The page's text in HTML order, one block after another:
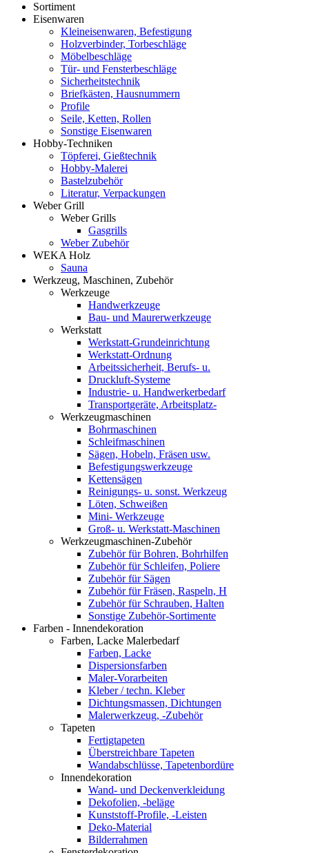
Sortiment
Eisenwaren
Kleineisenwaren, Befestigung
Holzverbinder, Torbeschläge
Möbelbeschläge
Tür- und Fensterbeschläge
Sicherheitstechnik
Briefkästen, Hausnummern
Profile
Seile, Ketten, Rollen
Sonstige Eisenwaren
Hobby-Techniken
Töpferei, Gießtechnik
Hobby-Malerei
Bastelzubehör
Literatur, Verpackungen
Weber Grill
Weber Grills
Gasgrills
Weber Zubehör
WEKA Holz
Sauna
Werkzeug, Maschinen, Zubehör
Werkzeuge
Handwerkzeuge
Bau- und Maurerwerkzeuge
Werkstatt
Werkstatt-Grundeinrichtung
Werkstatt-Ordnung
Arbeitssicherheit, Berufs- u.
Druckluft-Systeme
Industrie- u. Handwerkerbedarf
Transportgeräte, Arbeitsplatz-
Werkzeugmaschinen
Bohrmaschinen
Schleifmaschinen
Sägen, Hobeln, Fräsen usw.
Befestigungswerkzeuge
Kettensägen
Reinigungs- u. sonst. Werkzeug
Löten, Schweißen
Mini- Werkzeuge
Groß- u. Werkstatt-Maschinen
Werkzeugmaschinen-Zubehör
Zubehör für Bohren, Bohrhilfen
Zubehör für Schleifen, Poliere
Zubehör für Sägen
Zubehör für Fräsen, Raspeln, H
Zubehör für Schrauben, Halten
Sonstige Zubehör-Sortimente
Farben - Innendekoration
Farben, Lacke Malerbedarf
Farben, Lacke
Dispersionsfarben
Maler-Vorarbeiten
Kleber / techn. Kleber
Dichtungsmassen, Dichtungen
Malerwerkzeug, -Zubehör
Tapeten
Fertigtapeten
Überstreichbare Tapeten
Wandabschlüsse, Tapetenbordüre
Innendekoration
Wand- und Deckenverkleidung
Dekofolien, -beläge
Kunststoff-Profile, -Leisten
Deko-Material
Bilderrahmen